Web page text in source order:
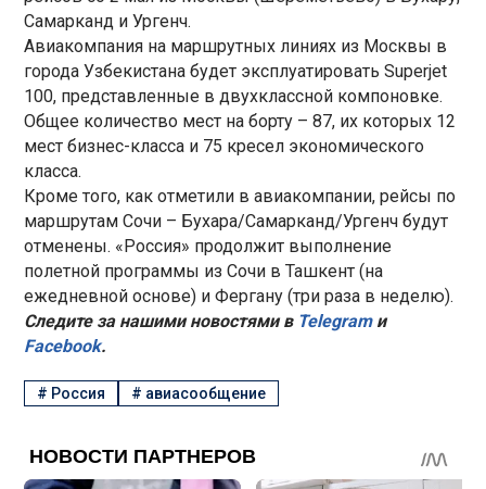
Самарканд и Ургенч.
Авиакомпания на маршрутных линиях из Москвы в
города Узбекистана будет эксплуатировать Superjet
100, представленные в двухклассной компоновке.
Общее количество мест на борту – 87, их которых 12
мест бизнес-класса и 75 кресел экономического
класса.
Кроме того, как отметили в авиакомпании, рейсы по
маршрутам Сочи – Бухара/Самарканд/Ургенч будут
отменены. «Россия» продолжит выполнение
полетной программы из Сочи в Ташкент (на
ежедневной основе) и Фергану (три раза в неделю).
Следите за нашими новостями вTelegramи
Facebook.
# Россия # авиасообщение